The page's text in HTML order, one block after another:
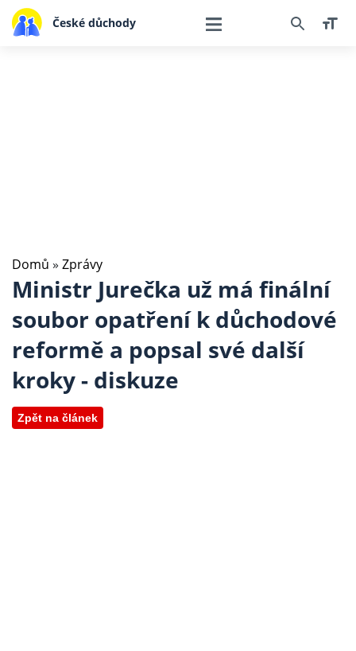
České důchody
Domů » Zprávy
Ministr Jurečka už má finální
soubor opatření k důchodové
reformě a popsal své další
kroky - diskuze
Zpět na článek